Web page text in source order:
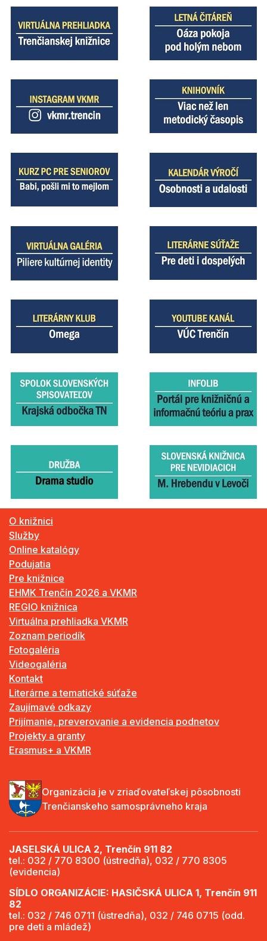
O knižnici
Služby
Online katalógy
Podujatia
Pre knižnice
EHMK Trenčín 2026 a VKMR
REGIO knižnica
Virtuálna prehliadka VKMR
Zoznam periodík
Fotogaléria
Videogaléria
Kontakt
Literárne a tematické súťaže
Zaujímavé odkazy
Prijímanie, preverovanie a evidencia podnetov
Projekty a granty
Erasmus+ a VKMR
Organizácia je v zriaďovateľskej pôsobnosti
Trenčianskeho samosprávneho kraja
JASELSKÁ ULICA 2, Trenčín 911 82
tel.: 032 / 770 8300 (ústredňa), 032 / 770 8305
(evidencia)
SÍDLO ORGANIZÁCIE: HASIČSKÁ ULICA 1, Trenčín 911
82
tel.: 032 / 746 0711 (ústredňa), 032 / 746 0715 (odd.
pre deti a mládež)